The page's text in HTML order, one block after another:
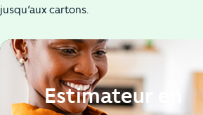
jusqu’aux cartons.
Estimateur en